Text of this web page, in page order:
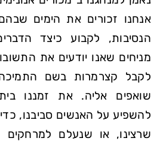
אנחנו זכורים את הימים
הנסיבות, לקבוע כיצד
מניחים שאנו יודעים את
לקבל קצרמרות בשם
שואפים אליה. את זמננו
להשפיע על האנשים סביבנו,